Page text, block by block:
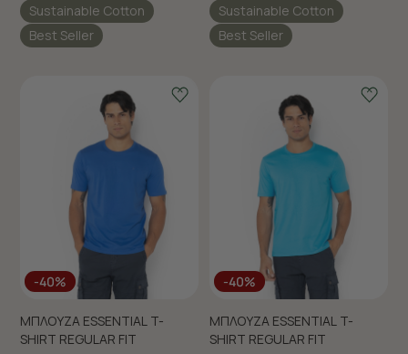
Sustainable Cotton
Best Seller
Sustainable Cotton
Best Seller
-40%
ΜΠΛΟΥΖΑ ESSENTIAL T-
SHIRT REGULAR FIT
-40%
ΜΠΛΟΥΖΑ ESSENTIAL T-
SHIRT REGULAR FIT